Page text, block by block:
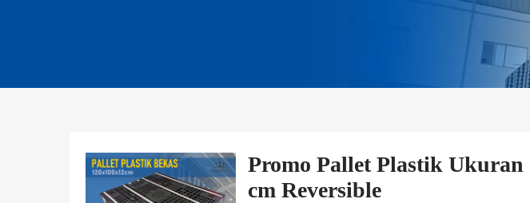
Promo Pallet Plastik Ukuran
cm Reversible